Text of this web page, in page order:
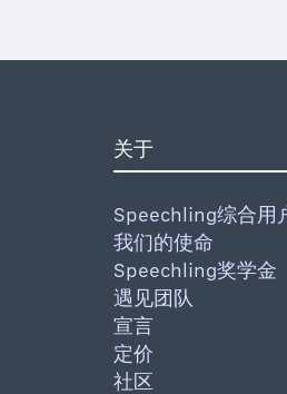
关于
Speechling综合用
我们的使命
Speechling奖学金
遇见团队
宣言
定价
社区